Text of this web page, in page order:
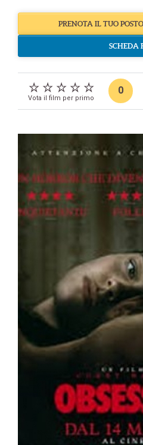
PRENOTA IL TUO
SCHEDA
Vota il film per primo
0